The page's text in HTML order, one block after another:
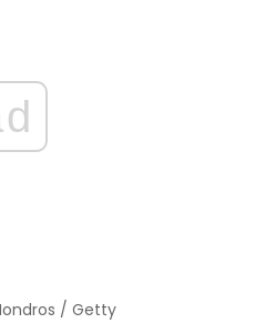
/ Getty